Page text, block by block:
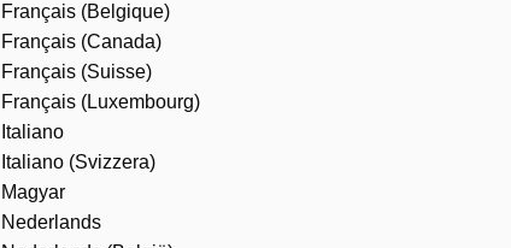
Français (Belgique)
Français (Canada)
Français (Suisse)
Français (Luxembourg)
Italiano
Italiano (Svizzera)
Magyar
Nederlands